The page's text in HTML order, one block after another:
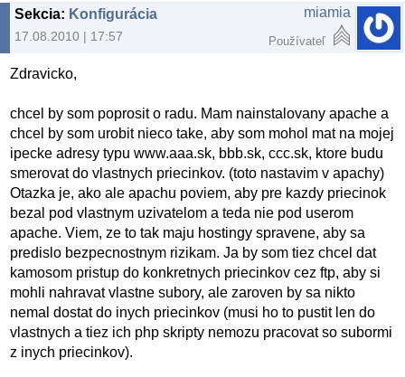
Sekcia: Konfigurácia
17.08.2010 | 17:57
miamia
Používateľ
Zdravicko,
chcel by som poprosit o radu. Mam nainstalovany apache a
chcel by som urobit nieco take, aby som mohol mat na mojej
ipecke adresy typu www.aaa.sk, bbb.sk, ccc.sk, ktore budu
smerovat do vlastnych priecinkov. (toto nastavim v apachy)
Otazka je, ako ale apachu poviem, aby pre kazdy priecinok
bezal pod vlastnym uzivatelom a teda nie pod userom
apache. Viem, ze to tak maju hostingy spravene, aby sa
predislo bezpecnostnym rizikam. Ja by som tiez chcel dat
kamosom pristup do konkretnych priecinkov cez ftp, aby si
mohli nahravat vlastne subory, ale zaroven by sa nikto
nemal dostat do inych priecinkov (musi ho to pustit len do
vlastnych a tiez ich php skripty nemozu pracovat so subormi
z inych priecinkov).